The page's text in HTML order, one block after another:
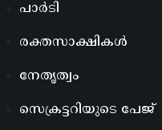
പാർടി
രക്തസാക്ഷികൾ
നേതൃത്വം
സെക്രട്ടറിയുടെ പേജ്